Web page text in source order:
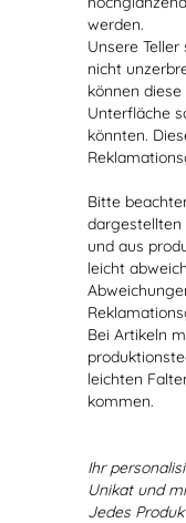
werden.
Unsere
nicht
können
Unterfläche
könnten.
Bitte
dargestellten
und aus
leicht
Bei Artikeln
leichten
kommen.
Ihr
Unikat und
Jedes